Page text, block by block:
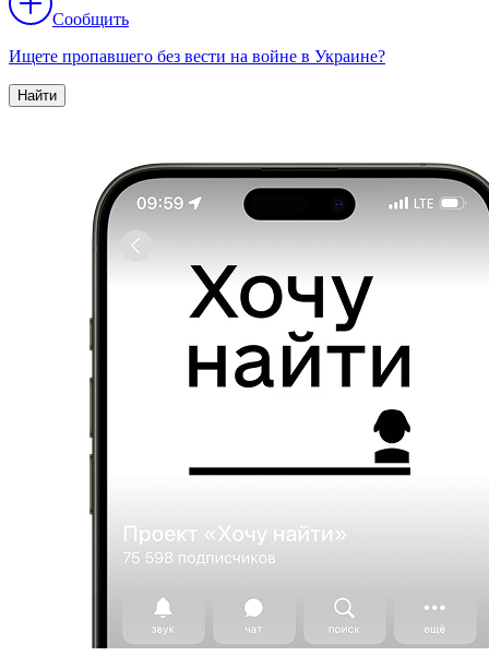
Сообщить
Ищете пропавшего без вести на войне в Украине?
Найти